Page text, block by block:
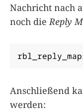
Nachricht nach
noch dieReply
Anschließend
werden: